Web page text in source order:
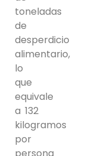
toneladas
de
desperdicio
alimentario,
lo
que
equivale
a 132
kilogramos
por
persona